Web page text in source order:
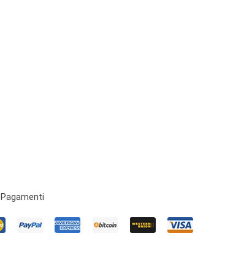
Pagamenti